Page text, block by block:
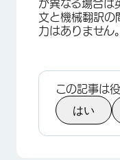
が異なる場合は
文と機械翻訳の
力はありません。
この記事は
はい